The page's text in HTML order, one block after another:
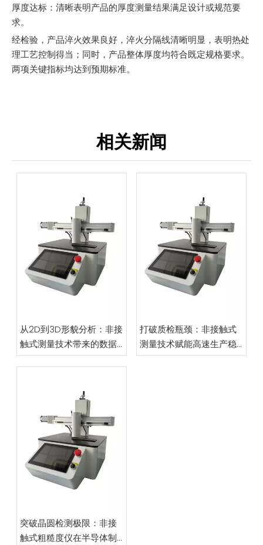
厚度达标：清晰表明产品的厚度测量结果满足设计或规范要
求。
经检验，产品淬火效果良好，淬火分隔线清晰明显，表明热处
理工艺控制得当；同时，产品整体厚度均符合既定规格要求。
两项关键指标均达到预期标准。
相关新闻
从2D到3D形貌分析：非接
触式测量技术带来的数据
维度飞跃
打破质检瓶颈：非接触式
测量技术赋能高速生产稳
定性革新
突破晶圆检测极限：非接
触式粗糙度仪在半导体制